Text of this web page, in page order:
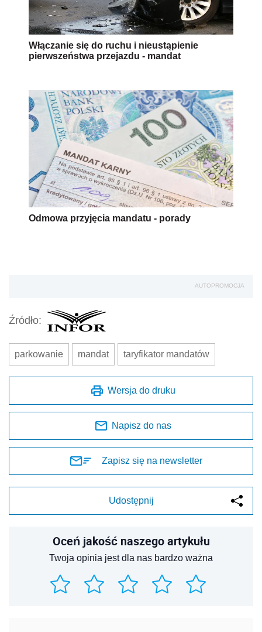
Włączanie się do ruchu i nieustąpienie
pierwszeństwa przejazdu - mandat
Odmowa przyjęcia mandatu - porady
AUTOPROMOCJA
Źródło:
parkowanie mandat taryfikator mandatów
Wersja do druku
Napisz do nas
Zapisz się na newsletter
Udostępnij
Oceń jakość naszego artykułu
Twoja opinia jest dla nas bardzo ważna